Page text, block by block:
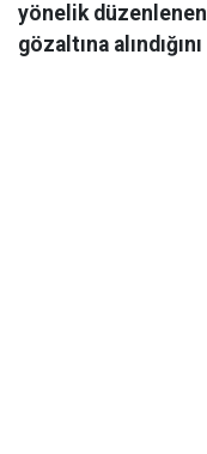
yönelik
gözaltına